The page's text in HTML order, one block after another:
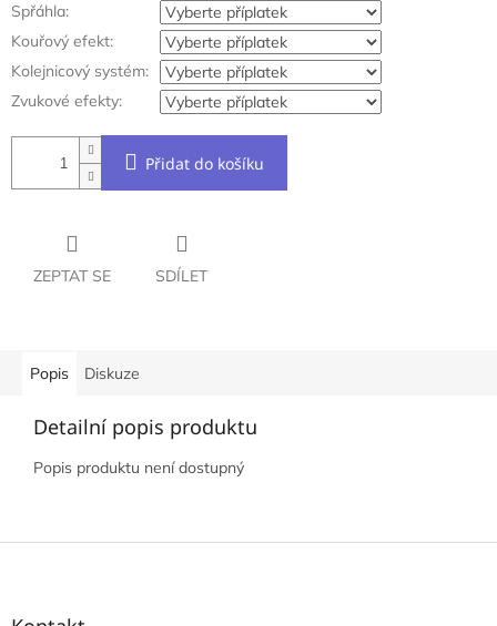
Spřáhla:
Kouřový efekt:
Kolejnicový systém:
Zvukové efekty:
Přidat do košíku
ZEPTAT SE SDÍLET
Popis Diskuze
Detailní popis produktu
Popis produktu není dostupný
Z